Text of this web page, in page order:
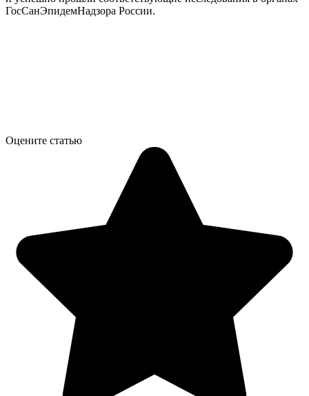
ГосСанЭпидемНадзора России.
Оцените статью